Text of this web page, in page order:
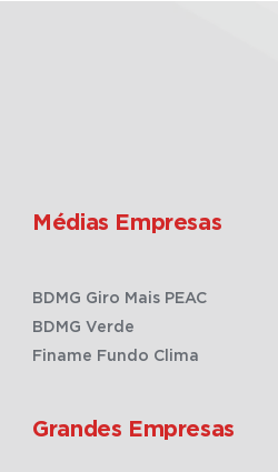
Médias Empresas
BDMG Giro Mais PEAC
BDMG Verde
Finame Fundo Clima
Grandes Empresas